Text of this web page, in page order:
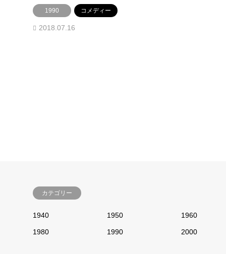
1990 コメディー
2018.07.16
カテゴリー
1940 1950 1960
1980 1990 2000